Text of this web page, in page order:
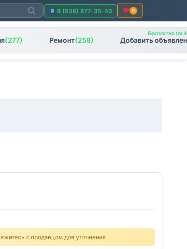
Поиск
8 (938) 877-35-40 0
(277) Ремонт(258) Добавить
Бесплатно (за
с продавцом для уточнения